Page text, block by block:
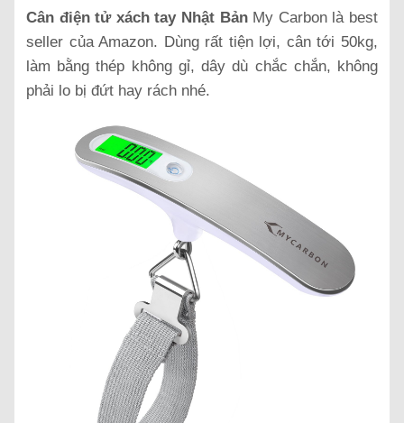
Cân điện tử xách tay Nhật BảnMy Carbon là best
seller của Amazon. Dùng rất tiện lợi, cân tới 50kg,
làm bằng thép không gỉ, dây dù chắc chắn, không
phải lo bị đứt hay rách nhé.